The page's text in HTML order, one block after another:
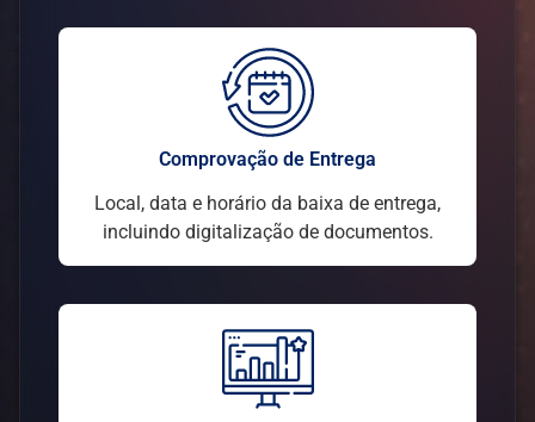
Comprovação de Entrega
Local, data e horário da baixa de entrega,
incluindo digitalização de documentos.